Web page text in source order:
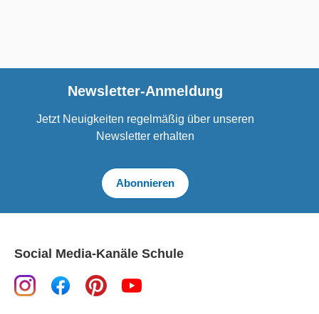
Newsletter-Anmeldung
Jetzt Neuigkeiten regelmäßig über unseren
Newsletter erhalten
Abonnieren
Social Media-Kanäle Schule